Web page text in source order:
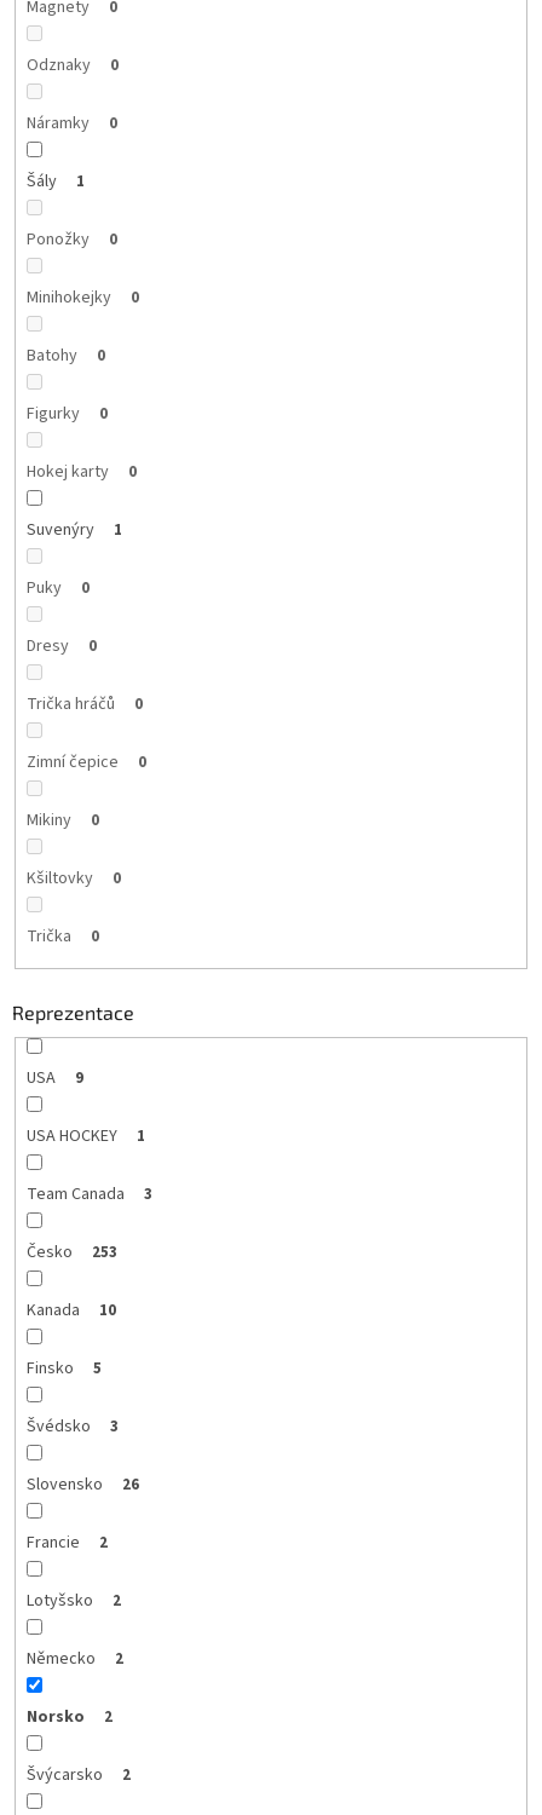
Magnety 0
Odznaky 0
Náramky 0
Šály 1
Ponožky 0
Minihokejky 0
Batohy 0
Figurky 0
Hokej karty 0
Suvenýry 1
Puky 0
Dresy 0
Trička hráčů 0
Zimní čepice 0
Mikiny 0
Kšiltovky 0
Trička 0
Reprezentace
USA 9
USA HOCKEY 1
Team Canada 3
Česko 253
Kanada 10
Finsko 5
Švédsko 3
Slovensko 26
Francie 2
Lotyšsko 2
Německo 2
Norsko 2
Švýcarsko 2